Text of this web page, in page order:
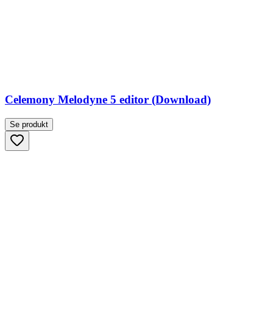
Celemony Melodyne 5 editor (Download)
Se produkt